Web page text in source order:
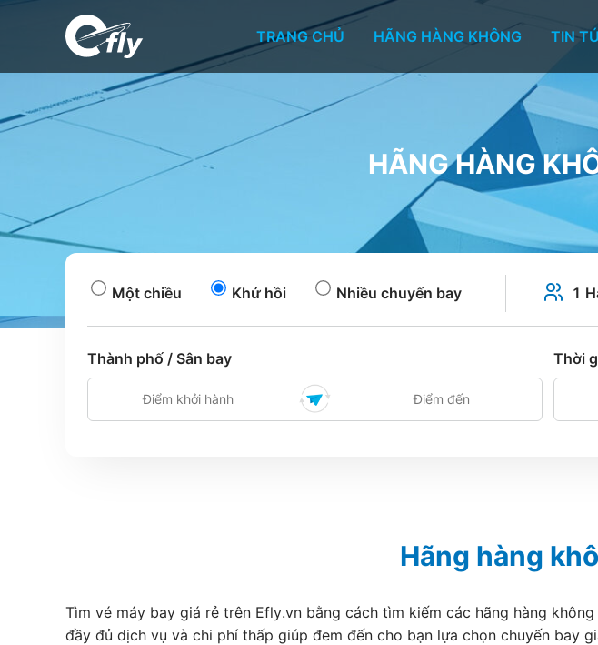
TRANG CHỦ HÃNG HÀNG KHÔNG TIN
HÃNG HÀNG
Một chiều Khứ hồi Nhiều chuyến bay 1
Thành phố / Sân bay Thời
Hãng hàng
Tìm vé máy bay giá rẻ trên Efly.vn bằng cách tìm kiếm các hãng hàng
đầy đủ dịch vụ và chi phí thấp giúp đem đến cho bạn lựa chọn chuyến bay